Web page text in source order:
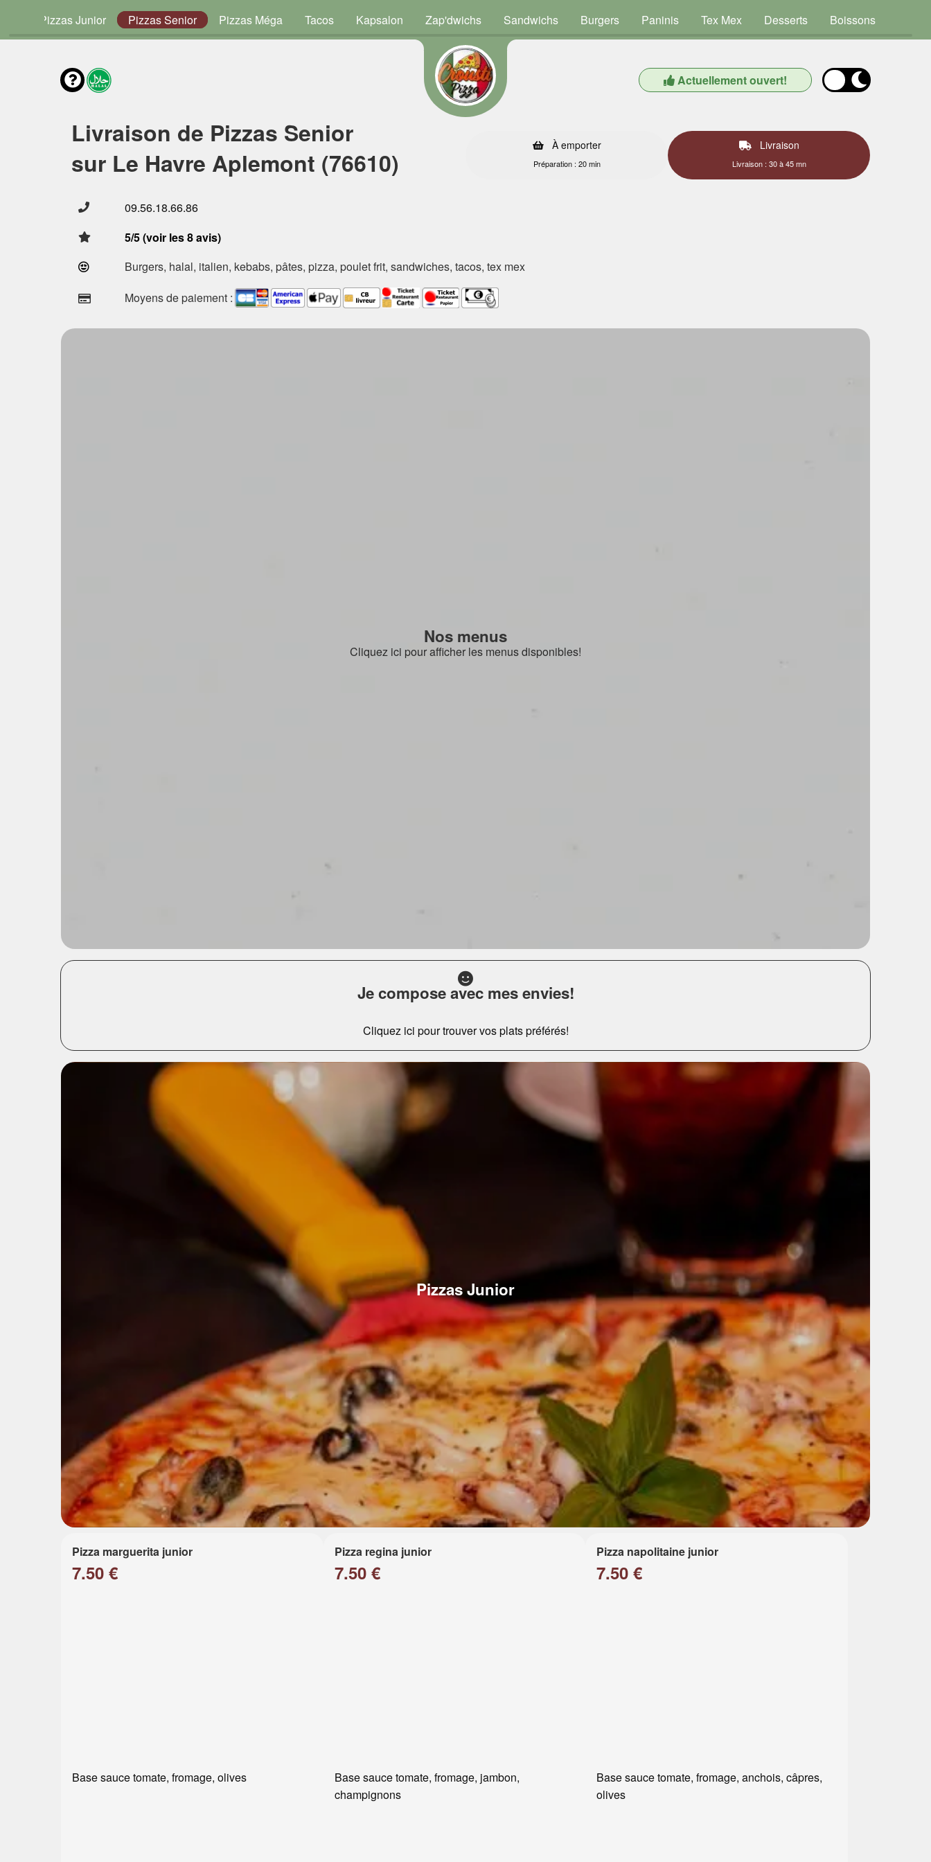
Pizzas Junior Pizzas Senior Pizzas Méga Tacos Kapsalon Zap'dwichs Sandwichs Burgers Paninis Tex Mex Desserts Boissons
Actuellement ouvert!
Livraison de Pizzas Senior
sur Le Havre Aplemont (76610)
À emporter
Préparation : 20 min
Livraison
Livraison : 30 à 45 mn
09.56.18.66.86
5/5 (voir les 8 avis)
Burgers, halal, italien, kebabs, pâtes, pizza, poulet frit, sandwiches, tacos, tex mex
Moyens de paiement :
Nos menus
Cliquez ici pour afficher les menus disponibles!
Je compose avec mes envies!
Cliquez ici pour trouver vos plats préférés!
Pizzas Junior
Pizza marguerita junior
7.50 €
Base sauce tomate, fromage, olives
Pizza regina junior
7.50 €
Base sauce tomate, fromage, jambon,
champignons
Pizza napolitaine junior
7.50 €
Base sauce tomate, fromage, anchois, câpres,
olives